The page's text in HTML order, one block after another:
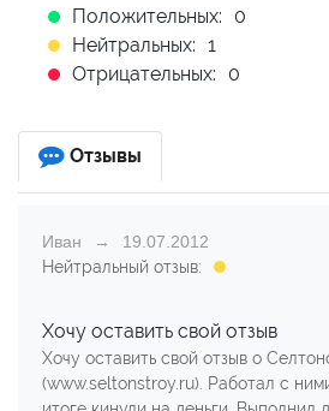
Положительных:
0
Нейтральных: 1
Отрицательных:
0
Отзывы
Иван
19.07.2012
Нейтральный отзыв:
Хочу оставить свой отзыв
Хочу оставить свой отзыв о
(www.seltonstroy.ru). Работал с